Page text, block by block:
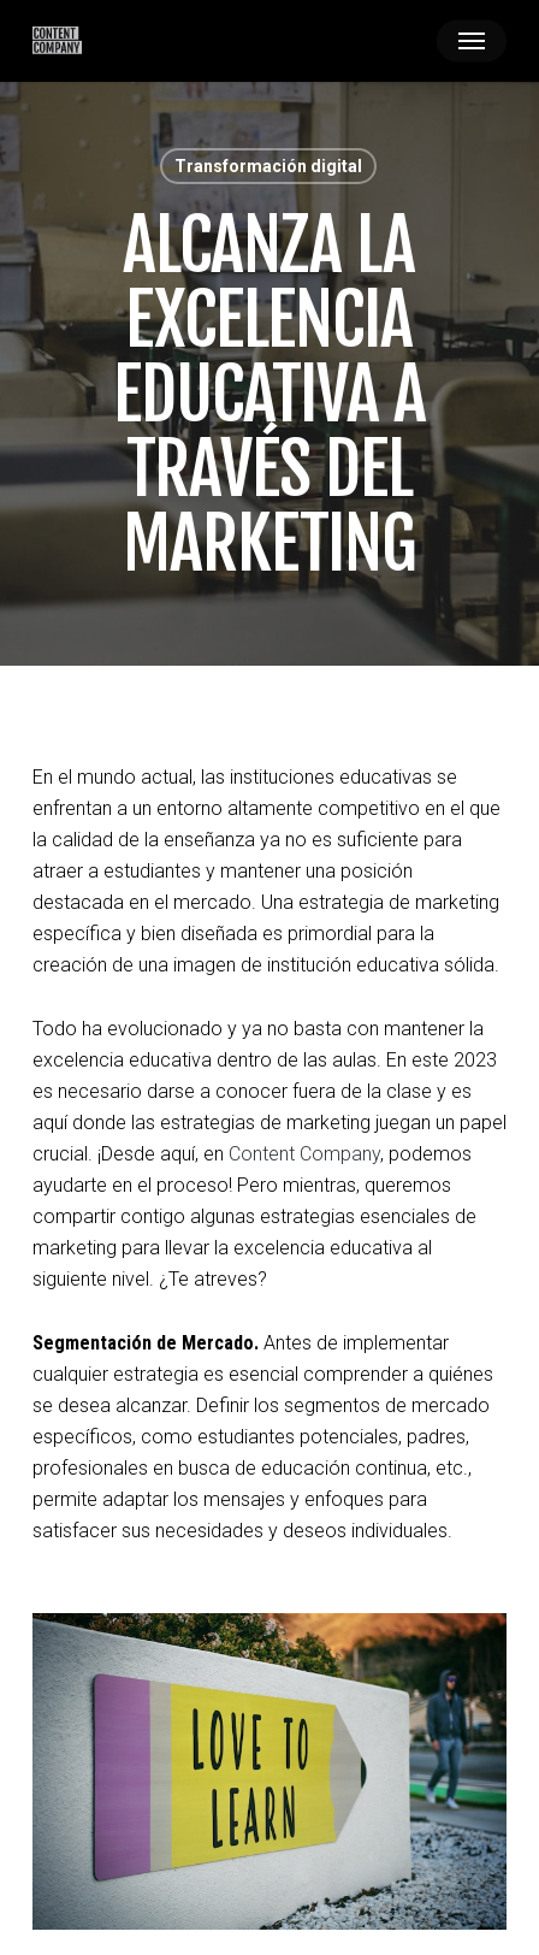
main
Transformación digital
ALCANZA LA
EXCELENCIA
EDUCATIVA A
TRAVÉS DEL
MARKETING
En el mundo actual, las instituciones educativas se
enfrentan a un entorno altamente competitivo en el que
la calidad de la enseñanza ya no es suficiente para
atraer a estudiantes y mantener una posición
destacada en el mercado. Una estrategia de marketing
específica y bien diseñada es primordial para la
creación de una imagen de institución educativa sólida.
Todo ha evolucionado y ya no basta con mantener la
excelencia educativa dentro de las aulas. En este 2023
es necesario darse a conocer fuera de la clase y es
aquí donde las estrategias de marketing juegan un papel
crucial. ¡Desde aquí, en Content Company, podemos
ayudarte en el proceso! Pero mientras, queremos
compartir contigo algunas estrategias esenciales de
marketing para llevar la excelencia educativa al
siguiente nivel. ¿Te atreves?
Segmentación de Mercado.Antes de implementar
cualquier estrategia es esencial comprender a quiénes
se desea alcanzar. Definir los segmentos de mercado
específicos, como estudiantes potenciales, padres,
profesionales en busca de educación continua, etc.,
permite adaptar los mensajes y enfoques para
satisfacer sus necesidades y deseos individuales.